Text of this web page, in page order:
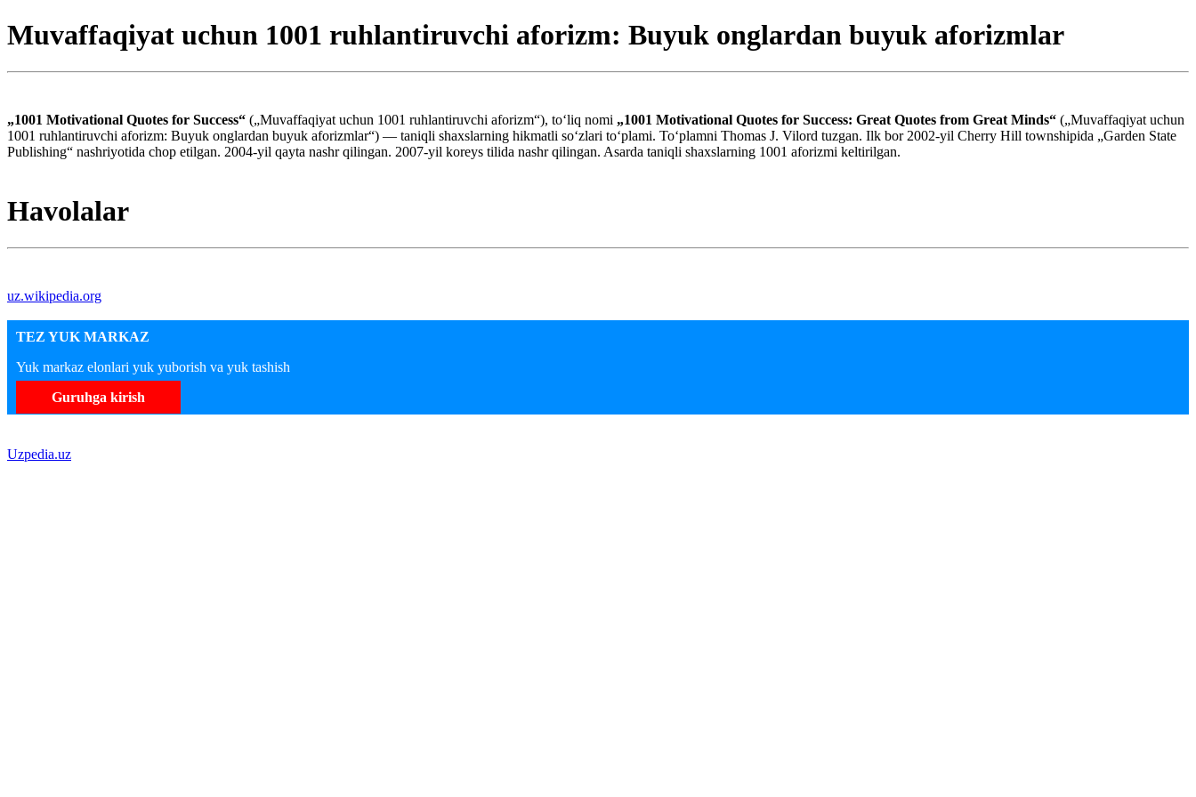
Muvaffaqiyat uchun 1001 ruhlantiruvchi aforizm: Buyuk onglardan buyuk aforizmlar
„1001 Motivational Quotes for Success“ („Muvaffaqiyat uchun 1001 ruhlantiruvchi aforizm“), toʻliq nomi „1001 Motivational Quotes for Success: Great Quotes from Great Minds“ („Muvaffaqiyat uchun
1001 ruhlantiruvchi aforizm: Buyuk onglardan buyuk aforizmlar“) — taniqli shaxslarning hikmatli soʻzlari toʻplami. Toʻplamni Thomas J. Vilord tuzgan. Ilk bor 2002-yil Cherry Hill townshipida „Garden State
Publishing“ nashriyotida chop etilgan. 2004-yil qayta nashr qilingan. 2007-yil koreys tilida nashr qilingan. Asarda taniqli shaxslarning 1001 aforizmi keltirilgan.
Havolalar
uz.wikipedia.org
TEZ YUK MARKAZ
Yuk markaz elonlari yuk yuborish va yuk tashish
Guruhga kirish
Uzpedia.uz